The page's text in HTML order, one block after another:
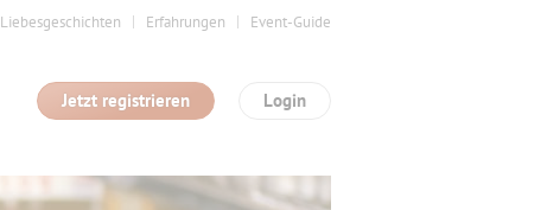
Liebesgeschichten Erfahrungen Event-Guide
Login
Jetzt registrieren